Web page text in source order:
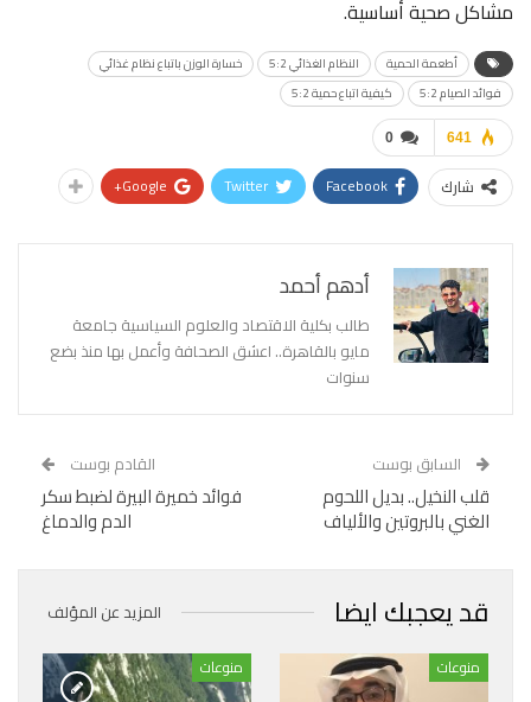
مشاكل صحية أساسية.
أطعمة الحمية النظام الغذائي 5:2
خسارة الوزن باتباع نظام غذائي
فوائد الصيام 5:2
كيفية اتباع حمية 5:2
0 641
شارك Facebook
Twitter
Google+
أدهم أحمد
طالب بكلية الاقتصاد والعلوم السياسية جامعة
مايو بالقاهرة.. اعشق الصحافة وأعمل بها منذ بضع
سنوات
السابق بوست
قلب النخيل.. بديل اللحوم
الغني بالبروتين والألياف
القادم بوست
فوائد خميرة البيرة لضبط سكر
الدم والدماغ
قد يعجبك ايضا المزيد عن المؤلف
منوعات منوعات